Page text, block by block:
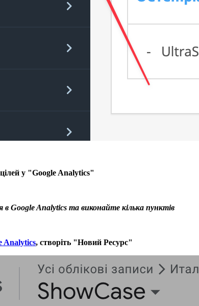
у "Google Analytics"
Google Analytics та виконайте кілька пунктів
Analytics, створіть "Новий Ресурс"